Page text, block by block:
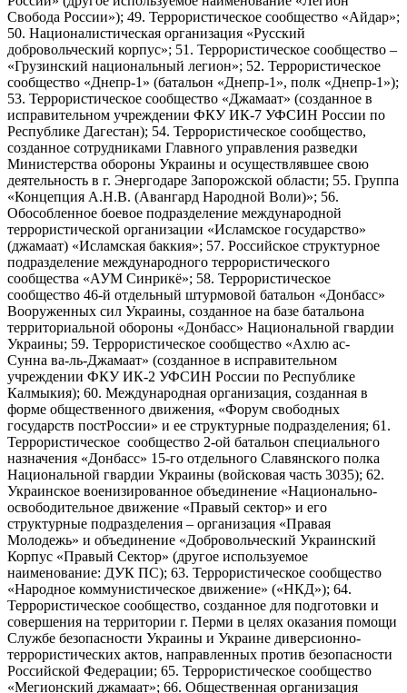
Свобода России»); 49. Террористическое сообщество «Айдар»;
50. Националистическая организация «Русский
добровольческий корпус»; 51. Террористическое сообщество –
«Грузинский национальный легион»; 52. Террористическое
сообщество «Днепр-1» (батальон «Днепр-1», полк «Днепр-1»);
53. Террористическое сообщество «Джамаат» (созданное в
исправительном учреждении ФКУ ИК-7 УФСИН России по
Республике Дагестан); 54. Террористическое сообщество,
созданное сотрудниками Главного управления разведки
Министерства обороны Украины и осуществлявшее свою
деятельность в г. Энергодаре Запорожской области; 55. Группа
«Концепция А.Н.В. (Авангард Народной Воли)»; 56.
Обособленное боевое подразделение международной
террористической организации «Исламское государство»
(джамаат) «Исламская баккия»; 57. Российское структурное
подразделение международного террористического
сообщества «АУМ Синрикё»; 58. Террористическое
сообщество 46-й отдельный штурмовой батальон «Донбасс»
Вооруженных сил Украины, созданное на базе батальона
территориальной обороны «Донбасс» Национальной гвардии
Украины; 59. Террористическое сообщество «Ахлю ас-
Сунна ва-ль-Джамаат» (созданное в исправительном
учреждении ФКУ ИК-2 УФСИН России по Республике
Калмыкия); 60. Международная организация, созданная в
форме общественного движения, «Форум свободных
государств постРоссии» и ее структурные подразделения; 61.
Террористическое сообщество 2-ой батальон специального
назначения «Донбасс» 15-го отдельного Славянского полка
Национальной гвардии Украины (войсковая часть 3035); 62.
Украинское военизированное объединение «Национально-
освободительное движение «Правый сектор» и его
структурные подразделения – организация «Правая
Молодежь» и объединение «Добровольческий Украинский
Корпус «Правый Сектор» (другое используемое
наименование: ДУК ПС); 63. Террористическое сообщество
«Народное коммунистическое движение» («НКД»); 64.
Террористическое сообщество, созданное для подготовки и
совершения на территории г. Перми в целях оказания помощи
Службе безопасности Украины и Украине диверсионно-
террористических актов, направленных против безопасности
Российской Федерации; 65. Террористическое сообщество
«Мегионский джамаат»; 66. Общественная организация